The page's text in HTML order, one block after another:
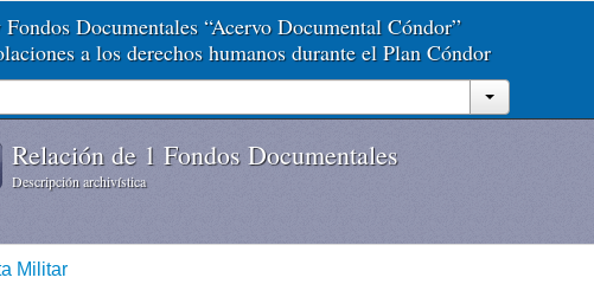
Documentales “Acervo Documental Cóndor”
a los derechos humanos durante el Plan Cóndor
Relación de 1 Fondos Documentales
Descripción archivística
Militar